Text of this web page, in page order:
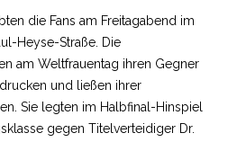
die Fans am Freitagabend im
Heyse-Straße. Die
am Weltfrauentag ihren Gegner
und ließen ihrer
Sie legten im Halbfinal-Hinspiel
gegen Titelverteidiger Dr.